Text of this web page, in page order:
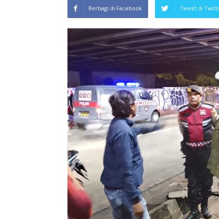
Berbagi di Facebook Tweet di